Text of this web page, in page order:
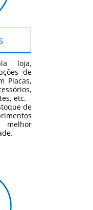
loja,
de
Placas,
etc.
de